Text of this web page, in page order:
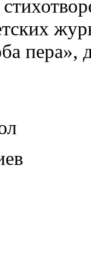
пера»,